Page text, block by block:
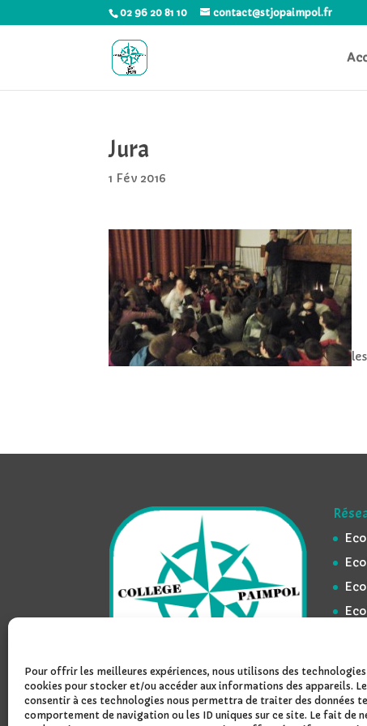
Pour offrir les meilleures expériences, nous utilisons des
cookies pour stocker et/ou accéder aux informations des appareils.
consentir à ces technologies nous permettra de traiter des données
comportement de navigation ou les ID uniques sur ce site. Le fait de
02 96 20 81 10 contact@stjopaimpol.fr
Jura
1 Fév 2016